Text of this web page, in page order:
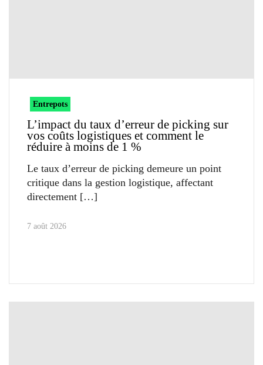
Entrepots
L’impact du taux d’erreur de picking sur
vos coûts logistiques et comment le
réduire à moins de 1 %
Le taux d’erreur de picking demeure un point
critique dans la gestion logistique, affectant
directement
7 août 2026